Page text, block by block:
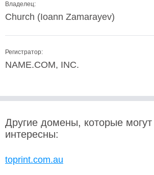
Владелец:
Church (Ioann Zamarayev)
Регистратор:
NAME.COM, INC.
Другие домены, которые
интересны:
toprint.com.au